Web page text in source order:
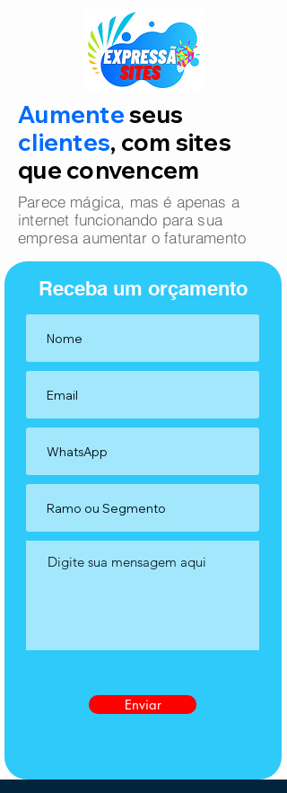
Aumenteseus
clientes, com sites
que convencem
Parece mágica, mas é apenas a
internet funcionando para sua
empresa aumentar o faturamento
Receba um orçamento
Enviar